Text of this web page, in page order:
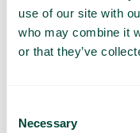
use of our site with
who may combine it
or that they’ve
Selection
Necessary
turvallisesti
pysäyttää uhat
käyttäjien